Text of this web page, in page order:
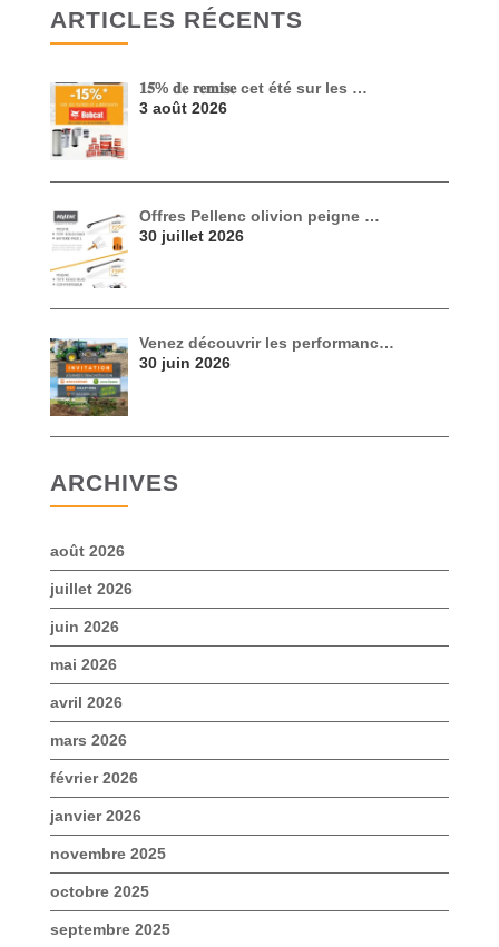
ARTICLES RÉCENTS
𝟏𝟓% 𝐝𝐞 𝐫𝐞𝐦𝐢𝐬𝐞 cet été sur les …
3 août 2026
Offres Pellenc olivion peigne …
30 juillet 2026
Venez découvrir les performanc…
30 juin 2026
ARCHIVES
août 2026
juillet 2026
juin 2026
mai 2026
avril 2026
mars 2026
février 2026
janvier 2026
novembre 2025
octobre 2025
septembre 2025